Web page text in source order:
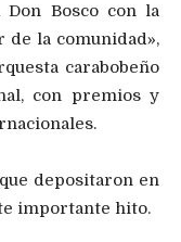
Don Bosco con la
de la comunidad»,
carabobeño
con premios y
depositaron en
importante hito.